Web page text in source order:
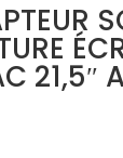
21,5″